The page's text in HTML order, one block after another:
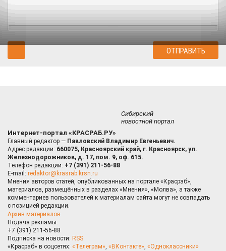
Сибирский
новостной портал
Интернет-портал «КРАСРАБ.РУ»
Главный редактор — Павловский Владимир Евгеньевич.
Адрес редакции: 660075, Красноярский край, г. Красноярск, ул.
Железнодорожников, д. 17, пом. 9, оф. 615.
Телефон редакции: +7 (391) 211-56-88
E-mail: redaktor@krasrab.krsn.ru
Мнения авторов статей, опубликованных на портале «Красраб»,
материалов, размещённых в разделах «Мнения», «Молва», а также
комментариев пользователей к материалам сайта могут не совпадать
с позицией редакции.
Архив материалов
Подача рекламы:
+7 (391) 211-56-88
Подписка на новости: RSS
«Красраб» в соцсетях: «Телеграм», «ВКонтакте», «Одноклассники»